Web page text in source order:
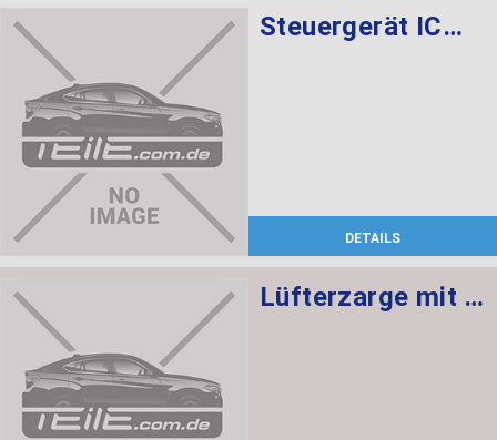
Steuergerät ICM-QL
DETAILS
Lüfterzarge mit Lüfter 850W